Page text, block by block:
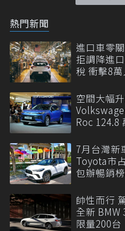
熱門新聞
進口車零
拒調降進
稅 衝擊8
空間大幅
Roc 124.8
7月台灣新
Toyota市
包辦暢銷
帥性而行
全新
限量200台